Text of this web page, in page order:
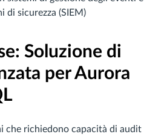
di sicurezza (SIEM)
Soluzione di
per Aurora
che richiedono capacità di audit